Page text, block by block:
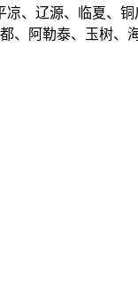
、辽源、临夏、
、阿勒泰、玉树